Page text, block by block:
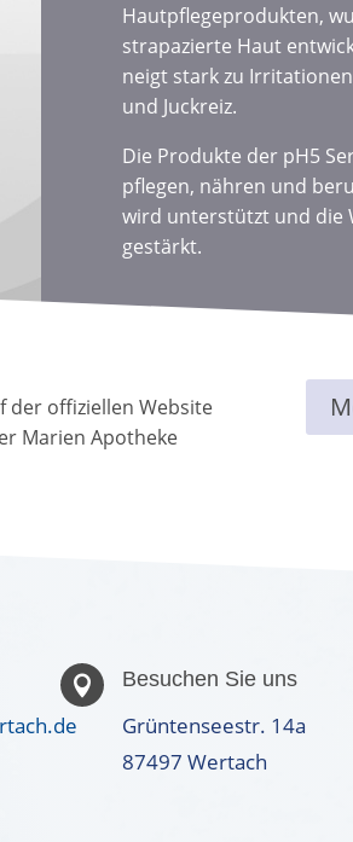
Hautpflegeprodukten,
strapazierte Haut
neigt stark zu
und Juckreiz.
Die Produkte der pH5
pflegen, nähren und
wird unterstützt und die
gestärkt.
der offiziellen Website
Marien Apotheke
 Besuchen Sie uns
Grüntenseestr. 14a
87497 Wertach